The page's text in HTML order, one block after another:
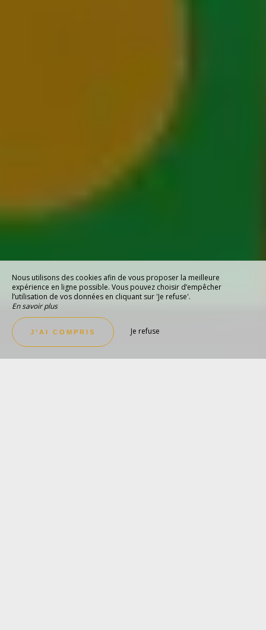
Nous utilisons des cookies afin de vous proposer la meilleure
expérience en ligne possible. Vous pouvez choisir d’empêcher
l’utilisation de vos données en cliquant sur 'Je refuse'.
En savoir plus
J’AI COMPRIS Je refuse